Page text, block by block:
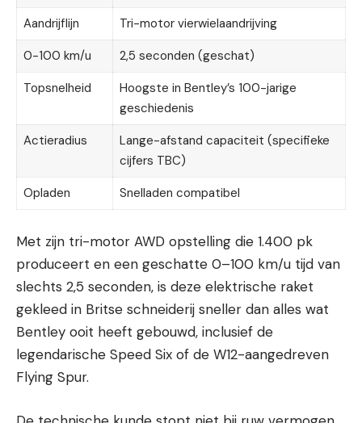
Aandrijflijn
Tri-motor vierwielaandrijving
0-100 km/u
2,5 seconden (geschat)
Topsnelheid
Hoogste in Bentley’s 100-jarige
geschiedenis
Actieradius
Lange-afstand capaciteit (specifieke
cijfers TBC)
Opladen
Snelladen compatibel
Met zijn tri-motor AWD opstelling die 1.400 pk
produceert en een geschatte 0–100 km/u tijd van
slechts 2,5 seconden, is deze elektrische raket
gekleed in Britse schneiderij sneller dan alles wat
Bentley ooit heeft gebouwd, inclusief de
legendarische Speed Six of de W12-aangedreven
Flying Spur.